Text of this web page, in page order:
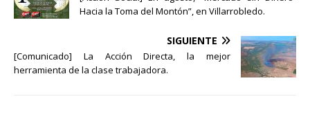
Hacia la Toma del Montón”, en Villarrobledo.
SIGUIENTE
[Comunicado] La Acción Directa, la mejor
herramienta de la clase trabajadora.